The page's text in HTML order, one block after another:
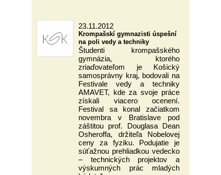
23.11.2012
Krompašskí gymnazisti úspešní
na poli vedy a techniky
Študenti krompašského
gymnázia, ktorého
zriaďovateľom je Košický
samosprávny kraj, bodovali na
Festivale vedy a techniky
AMAVET, kde za svoje práce
získali viacero ocenení.
Festival sa konal začiatkom
novembra v Bratislave pod
záštitou prof. Douglasa Dean
Osheroffa, držiteľa Nobelovej
ceny za fyziku. Podujatie je
súťažnou prehliadkou vedecko
– technických projektov a
výskumných prác mladých